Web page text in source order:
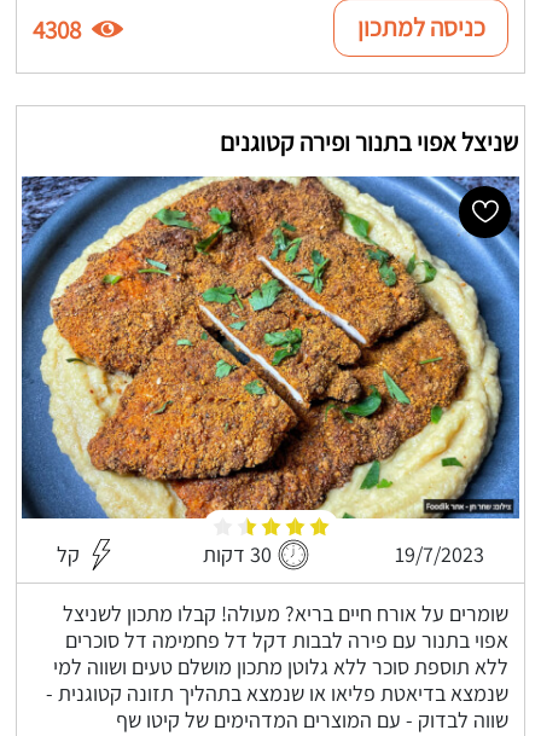
כניסה למתכון 4308
שניצל אפוי בתנור ופירה קטוגנים
19/7/2023 30 דקות קל
שומרים על אורח חיים בריא? מעולה! קבלו מתכון לשניצל
אפוי בתנור עם פירה לבבות דקל דל פחמימה דל סוכרים
ללא תוספת סוכר ללא גלוטן מתכון מושלם טעים ושווה למי
שנמצא בדיאטת פליאו או שנמצא בתהליך תזונה קטוגנית -
שווה לבדוק - עם המוצרים המדהימים של קיטו שף